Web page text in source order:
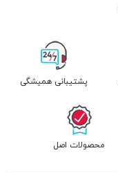
پشتیبانی همیشگی
محصولات اصل